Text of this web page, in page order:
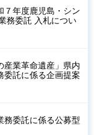
７年度鹿児島・シン
務委託 入札につい
産業革命遺産」県内
委託に係る企画提案
務委託に係る公募型